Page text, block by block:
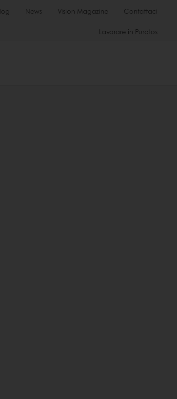
News Vision Magazine Contattaci
Lavorare in Puratos